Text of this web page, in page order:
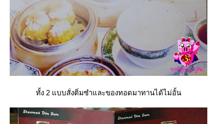
ทั้ง 2 แบบสั่งติ่มซำและของทอดมาทานได้ไม่อั้น